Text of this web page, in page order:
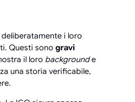
i loro
Questi sono gravi
il loro backgrounde
una storia verificabile,